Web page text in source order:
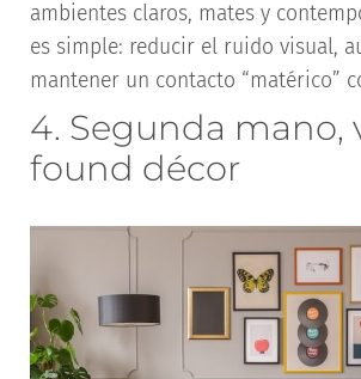
ambientes claros, mates y
es simple: reducir el ruido visual,
mantener un contacto “matérico”
4. Segunda mano,
found décor